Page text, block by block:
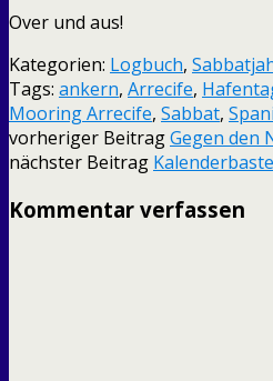
Over und aus!
Kategorien: Logbuch,
Tags: ankern, Arrecife,
Mooring Arrecife, Sabbat,
vorheriger BeitragGegen den
nächster Beitrag
Kommentar verfassen